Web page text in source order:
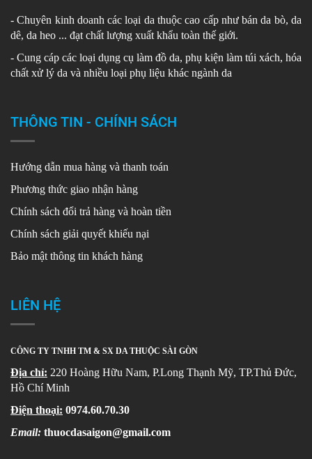
- Chuyên kinh doanh các loại da thuộc cao cấp như bán da bò, da
dê, da heo ... đạt chất lượng xuất khẩu toàn thế giới.
- Cung cáp các loại dụng cụ làm đồ da, phụ kiện làm túi xách, hóa
chất xử lý da và nhiều loại phụ liệu khác ngành da
THÔNG TIN - CHÍNH SÁCH
Hướng dẫn mua hàng và thanh toán
Phương thức giao nhận hàng
Chính sách đổi trả hàng và hoàn tiền
Chính sách giải quyết khiếu nại
Bảo mật thông tin khách hàng
LIÊN HỆ
CÔNG TY TNHH TM & SX DA THUỘC SÀI GÒN
Địa chỉ: 220 Hoàng Hữu Nam, P.Long Thạnh Mỹ, TP.Thủ Đức,
Hồ Chí Minh
Điện thoại: 0974.60.70.30
Email: thuocdasaigon@gmail.com